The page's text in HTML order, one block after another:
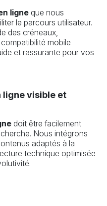
ligne que nous
le parcours utilisateur.
des créneaux,
mobile
et rassurante pour vos
ligne visible et
doit être facilement
Nous intégrons
adaptés à la
technique optimisée